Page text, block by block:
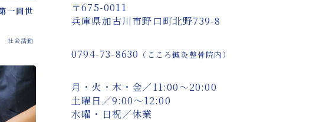
一回世
社会活動
〒675-0011
兵庫県加古川市野口町北野739-8
0794-73-8630 （こころ鍼灸整骨院内）
月・火・木・金／11:00〜20:00
土曜日／9:00〜12:00
水曜・日祝／休業